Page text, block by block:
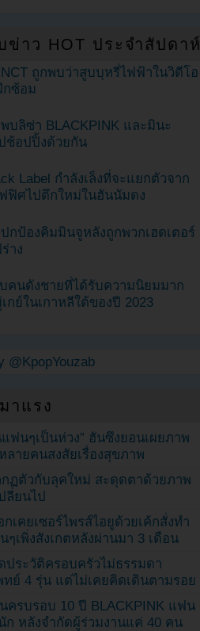
ข่าว HOT ประจำสัปดาห์
ถูกพบว่าสูบบุหรี่ไฟฟ้าในวิดีโอ
กซ้อม
บลิซ่า BLACKPINK และมินะ
ช้อปปิ้งด้วยกัน
Label กำลังเล็งที่จะแยกตัวจาก
ฟิศไปตึกใหม่ในฮันนัมดง
กป้องคิมมินจูหลังถูกพวกเฮดเตอร์
าง
คนดังชายที่ได้รับความนิยมมาก
กย์ในเกาหลีใต้ของปี 2023
@KpopYouzab
าแรง
ฟนๆเป็นห่วง” ฮันซึงยอนเผยภาพ
ลายคนสงสัยเรื่องสุขภาพ
ฏตัวกับลุคใหม่ สะดุดตาด้วยภาพ
ยนไป
เคยเซอร์ไพรส์ไอยูด้วยเค้กสั่งทำ
ๆเพิ่งสังเกตหลังผ่านมา 3 เดือน
ประวัติครอบครัวไม่ธรรมดา
ย์ 4 รุ่น แต่ไม่เคยคิดเดินตามรอย
ครบรอบ 10 ปี BLACKPINK แฟน
หลังจำกัดผู้ร่วมงานแค่ 40 คน